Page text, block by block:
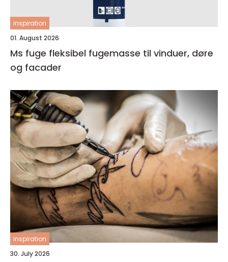
inspiration
01. August 2026
Ms fuge fleksibel fugemasse til vinduer, døre
og facader
inspiration
30. July 2026